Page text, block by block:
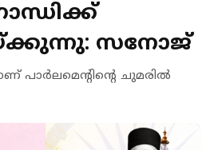
സനോജ്
പാര്‍ലമെന്റിന്റെ ചുമരില്‍